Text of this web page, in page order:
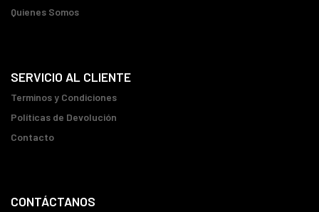
Quienes Somos
SERVICIO AL CLIENTE
Terminos y Condiciones
Políticas de Devolución
Contacto
CONTÁCTANOS